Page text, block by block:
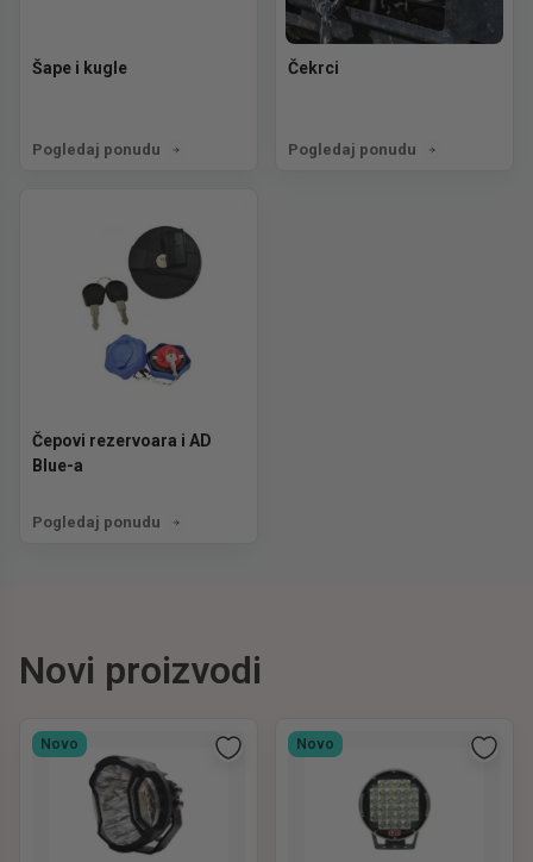
Šape i kugle
Pogledaj ponudu
Čekrci
Pogledaj ponudu
Čepovi rezervoara i AD
Blue-a
Pogledaj ponudu
Novi proizvodi
Novo Novo